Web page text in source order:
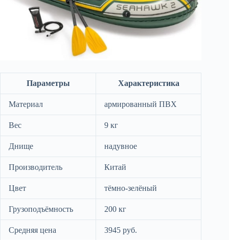
Параметры Характеристика
Материал армированный ПВХ
Вес 9 кг
Днище надувное
Производитель Китай
Цвет тёмно-зелёный
Грузоподъёмность 200 кг
Средняя цена
3945 руб.